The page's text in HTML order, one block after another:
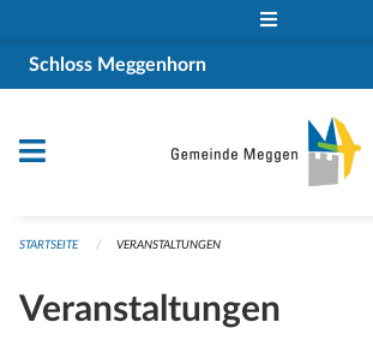
Schloss Meggenhorn
STARTSEITE VERANSTALTUNGEN
Veranstaltungen